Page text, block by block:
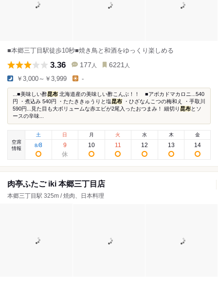
■本郷三丁目駅徒歩10秒■焼き鳥と和酒をゆっくり楽しめる
3.36 177 人 6221 人
￥3,000～￥3,999 -
...■美味しい酢昆布 北海道産の美味しい酢こんぶ！！ ■アボカドマカロニ...540
円 ・煮込み 540円 ・たたききゅうりと塩昆布 ・ひざなんこつの梅和え ・手取川
590円...見た目も大ボリュームな赤エビが2尾入ったおつまみ！ 細切り 昆布とソ
ースの辛味...
空席
情報
土
8/8
日
9
月
10
火
11
水
12
木
13
金
14
肉亭ふたご iki 本郷三丁目店
本郷三丁目駅 325m / 焼肉、日本料理